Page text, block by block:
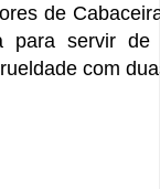
de
para servir de
com